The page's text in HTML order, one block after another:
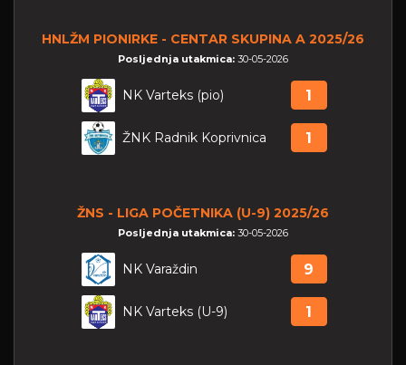
HNLŽM PIONIRKE - CENTAR SKUPINA A 2025/26
Posljednja utakmica: 30-05-2026
NK Varteks (pio) 1
ŽNK Radnik Koprivnica 1
ŽNS - LIGA POČETNIKA (U-9) 2025/26
Posljednja utakmica: 30-05-2026
NK Varaždin 9
NK Varteks (U-9) 1